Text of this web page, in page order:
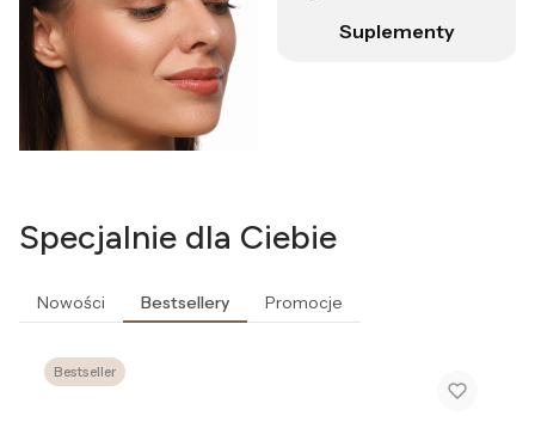
Suplementy
Specjalnie dla Ciebie
Nowości Bestsellery Promocje
Bestseller